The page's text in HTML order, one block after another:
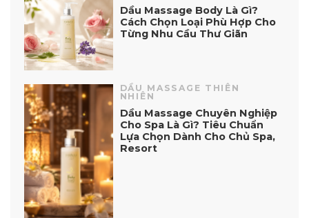
Dầu Massage Body Là Gì?
Cách Chọn Loại Phù Hợp Cho
Từng Nhu Cầu Thư Giãn
DẦU MASSAGE THIÊN
NHIÊN
Dầu Massage Chuyên Nghiệp
Cho Spa Là Gì? Tiêu Chuẩn
Lựa Chọn Dành Cho Chủ Spa,
Resort